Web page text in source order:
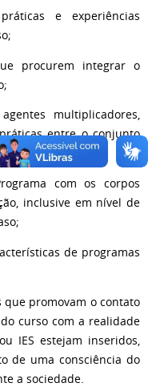
e experiências
procurem integrar o
multiplicadores,
entre o conjunto
com os corpos
inclusive em nível de
de programas
que promovam o contato
curso com a realidade
IES estejam inseridos,
de uma consciência do
a sociedade.